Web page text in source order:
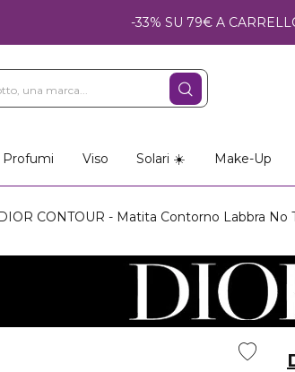
-33% SU 79€ A
Profumi Viso Solari ☀️ Make-Up
CONTOUR - Matita Contorno Labbra No